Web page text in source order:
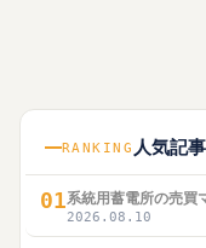
RANKING 人気記事
01系統用蓄電所の売買
2026.08.10